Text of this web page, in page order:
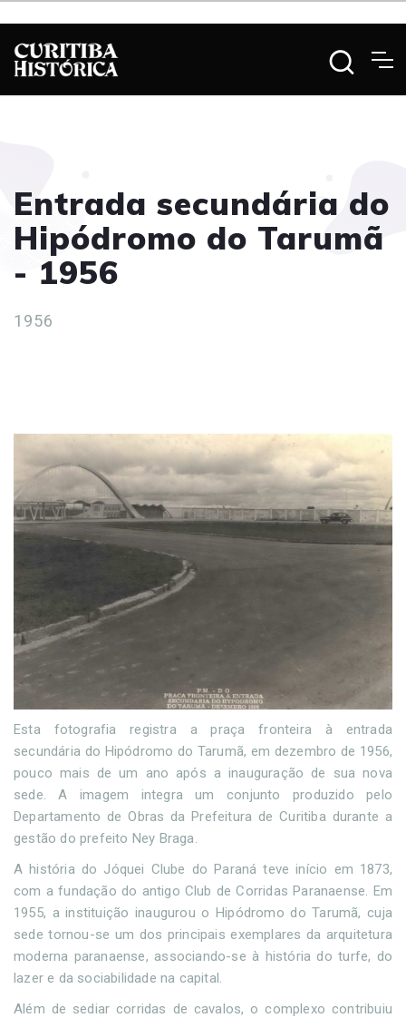
Entrada secundária do
Hipódromo do Tarumã
- 1956
1956
Esta fotografia registra a praça fronteira à entrada
secundária do Hipódromo do Tarumã, em dezembro de 1956,
pouco mais de um ano após a inauguração de sua nova
sede. A imagem integra um conjunto produzido pelo
Departamento de Obras da Prefeitura de Curitiba durante a
gestão do prefeito Ney Braga.
A história do Jóquei Clube do Paraná teve início em 1873,
com a fundação do antigo Club de Corridas Paranaense. Em
1955, a instituição inaugurou o Hipódromo do Tarumã, cuja
sede tornou-se um dos principais exemplares da arquitetura
moderna paranaense, associando-se à história do turfe, do
lazer e da sociabilidade na capital.
Além de sediar corridas de cavalos, o complexo contribuiu